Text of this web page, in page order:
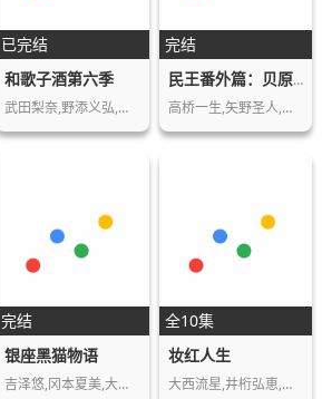
已完结
和歌子酒第六季
武田梨奈,野添义弘,鎌苅健太,山田キヌヲ,…
完结
民王番外篇：贝原秘书与六怪客
高桥一生,矢野圣人,佐津川爱美,ラサール石…
完结
银座黑猫物语
吉泽悠,冈本夏美,大东骏介,永尾玛利亚,佐野…
全10集
妆红人生
大西流星,井桁弘恵,森迫永依,深田龙生